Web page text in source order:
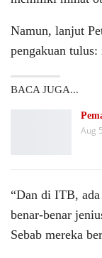
Namun, lanjut
pengakuan
BACA JUGA...
Aug
“Dan di ITB,
benar-benar
Sebab mereka